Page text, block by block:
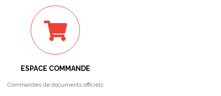
ESPACE COMMANDE
Commandes de documents officiels